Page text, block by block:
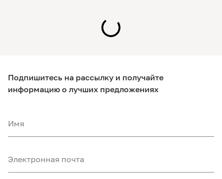
Подпишитесь на рассылку и получайте
информацию о лучших предложениях
Имя
Электронная почта